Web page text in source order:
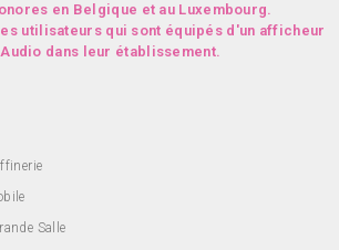
en Belgique et au Luxembourg.
utilisateurs qui sont équipés d'un afficheur
dans leur établissement.
Salle